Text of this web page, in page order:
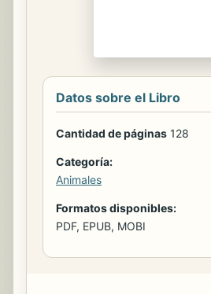
Datos sobre el Libro
Cantidad de páginas 128
Categoría:
Animales
Formatos disponibles:
PDF, EPUB, MOBI